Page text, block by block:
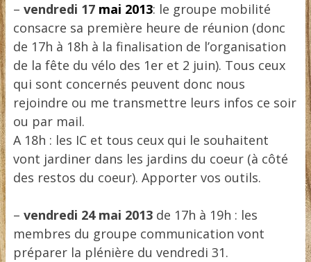
– vendredi 17 mai 2013: le groupe mobilité
consacre sa première heure de réunion (donc
de 17h à 18h à la finalisation de l’organisation
de la fête du vélo des 1er et 2 juin). Tous ceux
qui sont concernés peuvent donc nous
rejoindre ou me transmettre leurs infos ce soir
ou par mail.
A 18h : les IC et tous ceux qui le souhaitent
vont jardiner dans les jardins du coeur (à côté
des restos du coeur). Apporter vos outils.
– vendredi 24 mai 2013 de 17h à 19h : les
membres du groupe communication vont
préparer la plénière du vendredi 31.